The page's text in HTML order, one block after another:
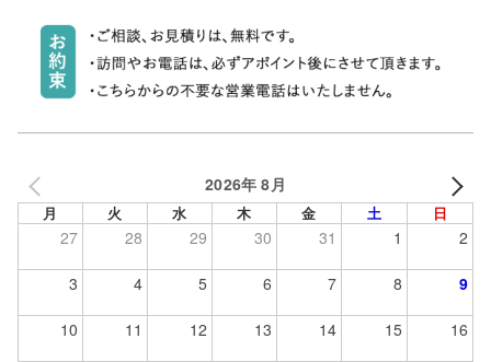
2026年 8月
月 火 水 木 金 土 日
27 28 29 30 31 1 2
3 4 5 6 7 8 9
10 11 12 13 14 15 16